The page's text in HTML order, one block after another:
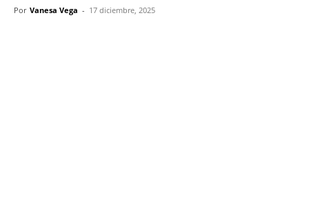
Por Vanesa Vega - 17 diciembre, 2025